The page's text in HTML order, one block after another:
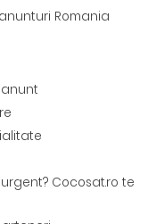
Romania
Cocosat.ro te